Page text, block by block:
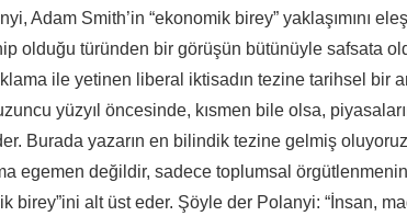
Adam Smith’in “ekonomik birey” yaklaşımını
olduğu türünden bir görüşün bütünüyle safsata
ile yetinen liberal iktisadın tezine tarihsel bir
yüzyıl öncesinde, kısmen bile olsa,
Burada yazarın en bilindik tezine gelmiş
egemen değildir, sadece toplumsal
birey”ini alt üst eder. Şöyle der Polanyi: “İnsan,